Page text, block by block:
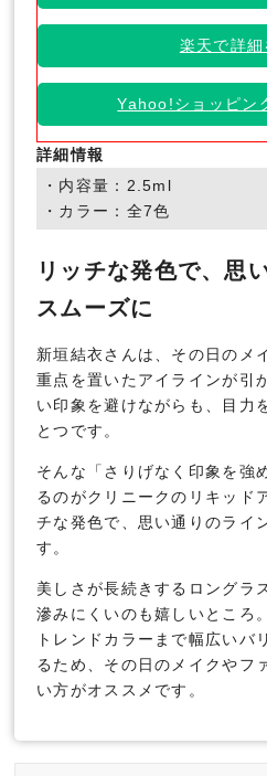
楽天で詳細
Yahoo!ショッピン
詳細情報
・内容量：2.5ml
・カラー：全7色
リッチな発色で、思
スムーズに
新垣結衣さんは、その日のメ
重点を置いたアイラインが引
い印象を避けながらも、目力
とつです。
そんな「さりげなく印象を強
るのがクリニークのリキッド
チな発色で、思い通りのライ
す。
美しさが長続きするロングラ
滲みにくいのも嬉しいところ
トレンドカラーまで幅広いバ
るため、その日のメイクやフ
い方がオススメです。